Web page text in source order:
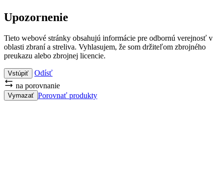
Upozornenie
Tieto webové stránky obsahujú informácie pre odbornú verejnosť v
oblasti zbraní a streliva. Vyhlasujem, že som držiteľom zbrojného
preukazu alebo zbrojnej licencie.
Vstúpiť
Odísť
na porovnanie
Vymazať Porovnať produkty